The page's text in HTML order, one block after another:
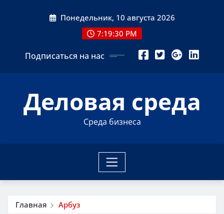
Понедельник, 10 августа 2026
7:19:31 PM
Подписаться на нас
Деловая среда
Среда бизнеса
Главная Арбуз